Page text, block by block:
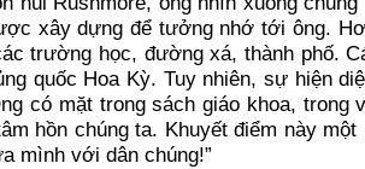
xây dựng để tưởng nhớ tới ông.
trường học, đường xá, thành phố.
quốc Hoa Kỳ. Tuy nhiên, sự hiện di
có mặt trong sách giáo khoa,
hồn chúng ta. Khuyết điểm này
mình với dân chúng!”